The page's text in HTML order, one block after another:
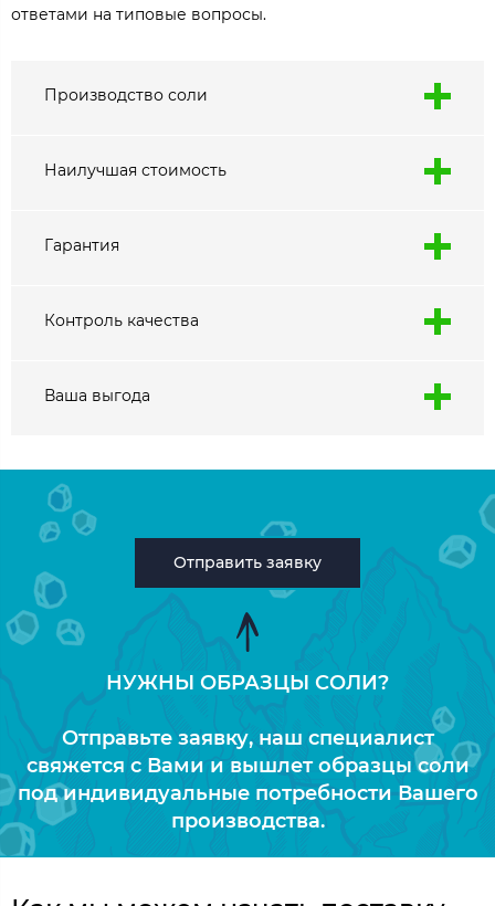
ответами на типовые вопросы.
Производство соли
Наилучшая стоимость
Гарантия
Контроль качества
Ваша выгода
Отправить заявку
НУЖНЫ ОБРАЗЦЫ СОЛИ?
Отправьте заявку, наш специалист
свяжется с Вами и вышлет образцы соли
под индивидуальные потребности Вашего
производства.